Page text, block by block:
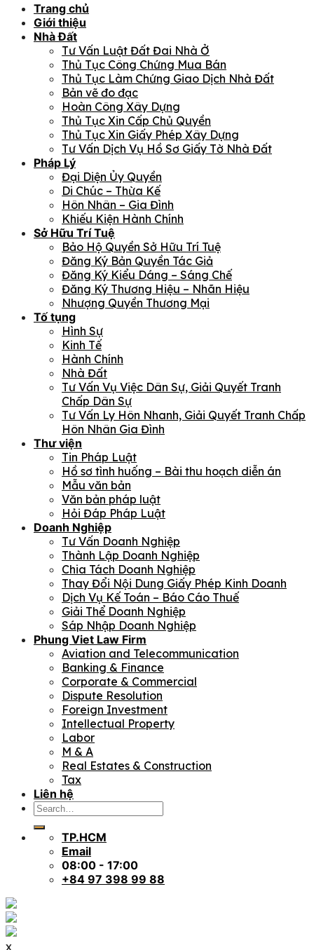
Trang chủ
Giới thiệu
Nhà Đất
Tư Vấn Luật Đất Đai Nhà Ở
Thủ Tục Công Chứng Mua Bán
Thủ Tục Làm Chứng Giao Dịch Nhà Đất
Bản vẽ đo đạc
Hoàn Công Xây Dựng
Thủ Tục Xin Cấp Chủ Quyền
Thủ Tục Xin Giấy Phép Xây Dựng
Tư Vấn Dịch Vụ Hồ Sơ Giấy Tờ Nhà Đất
Pháp Lý
Đại Diện Ủy Quyền
Di Chúc – Thừa Kế
Hôn Nhân – Gia Đình
Khiếu Kiện Hành Chính
Sở Hữu Trí Tuệ
Bảo Hộ Quyền Sở Hữu Trí Tuệ
Đăng Ký Bản Quyền Tác Giả
Đăng Ký Kiểu Dáng – Sáng Chế
Đăng Ký Thương Hiệu – Nhãn Hiệu
Nhượng Quyền Thương Mại
Tố tụng
Hình Sự
Kinh Tế
Hành Chính
Nhà Đất
Tư Vấn Vụ Việc Dân Sự, Giải Quyết Tranh
Chấp Dân Sự
Tư Vấn Ly Hôn Nhanh, Giải Quyết Tranh Chấp
Hôn Nhân Gia Đình
Thư viện
Tin Pháp Luật
Hồ sơ tình huống – Bài thu hoạch diễn án
Mẫu văn bản
Văn bản pháp luật
Hỏi Đáp Pháp Luật
Doanh Nghiệp
Tư Vấn Doanh Nghiệp
Thành Lập Doanh Nghiệp
Chia Tách Doanh Nghiệp
Thay Đổi Nội Dung Giấy Phép Kinh Doanh
Dịch Vụ Kế Toán – Báo Cáo Thuế
Giải Thể Doanh Nghiệp
Sáp Nhập Doanh Nghiệp
Phung Viet Law Firm
Aviation and Telecommunication
Banking & Finance
Corporate & Commercial
Dispute Resolution
Foreign Investment
Intellectual Property
Labor
M & A
Real Estates & Construction
Tax
Liên hệ
TP.HCM
Email
08:00 - 17:00
+84 97 398 99 88
x